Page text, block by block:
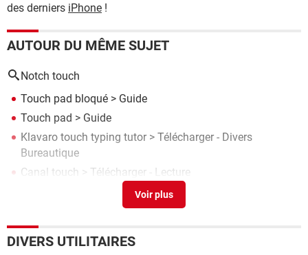
des derniers iPhone !
AUTOUR DU MÊME SUJET
Notch touch
Touch pad bloqué > Guide
Touch pad > Guide
Klavaro touch typing tutor > Télécharger - Divers
Bureautique
Canal touch > Télécharger - Lecture
Transporteur brigandin dofus touch
DIVERS UTILITAIRES